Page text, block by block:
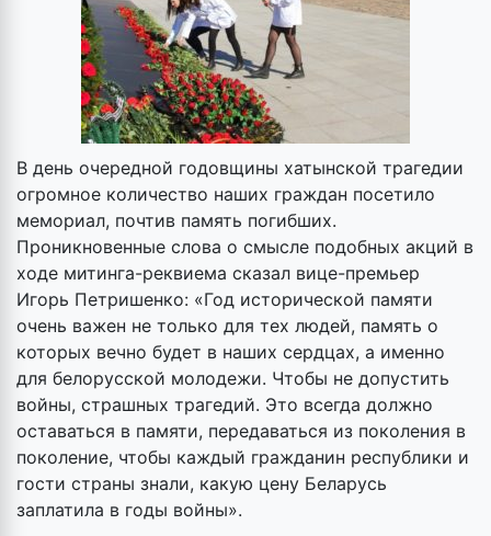
В день очередной годовщины хатынской трагедии
огромное количество наших граждан посетило
мемориал, почтив память погибших.
Проникновенные слова о смысле подобных акций в
ходе митинга-реквиема сказал вице-премьер
Игорь Петришенко: «Год исторической памяти
очень важен не только для тех людей, память о
которых вечно будет в наших сердцах, а именно
для белорусской молодежи. Чтобы не допустить
войны, страшных трагедий. Это всегда должно
оставаться в памяти, передаваться из поколения в
поколение, чтобы каждый гражданин республики и
гости страны знали, какую цену Беларусь
заплатила в годы войны».